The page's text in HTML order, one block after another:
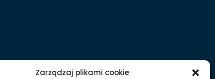
Zarządzaj plikami cookie